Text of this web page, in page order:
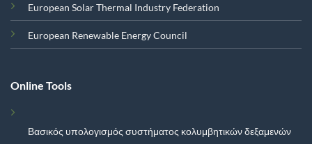
European Solar Thermal Industry Federation
European Renewable Energy Council
Online Tools
Βασικός υπολογισμός συστήματος κολυμβητικών δεξαμενών